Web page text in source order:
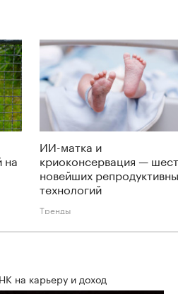
на
ИИ-матка и
криоконсервация —
новейших
технологий
Тренды
на карьеру и доход